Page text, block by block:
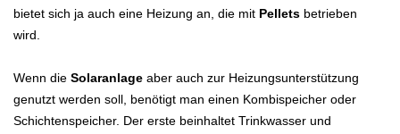
bietet sich ja auch eine Heizung an, die mit Pellets betrieben
wird.
Wenn die Solaranlage aber auch zur Heizungsunterstützung
genutzt werden soll, benötigt man einen Kombispeicher oder
Schichtenspeicher. Der erste beinhaltet Trinkwasser und